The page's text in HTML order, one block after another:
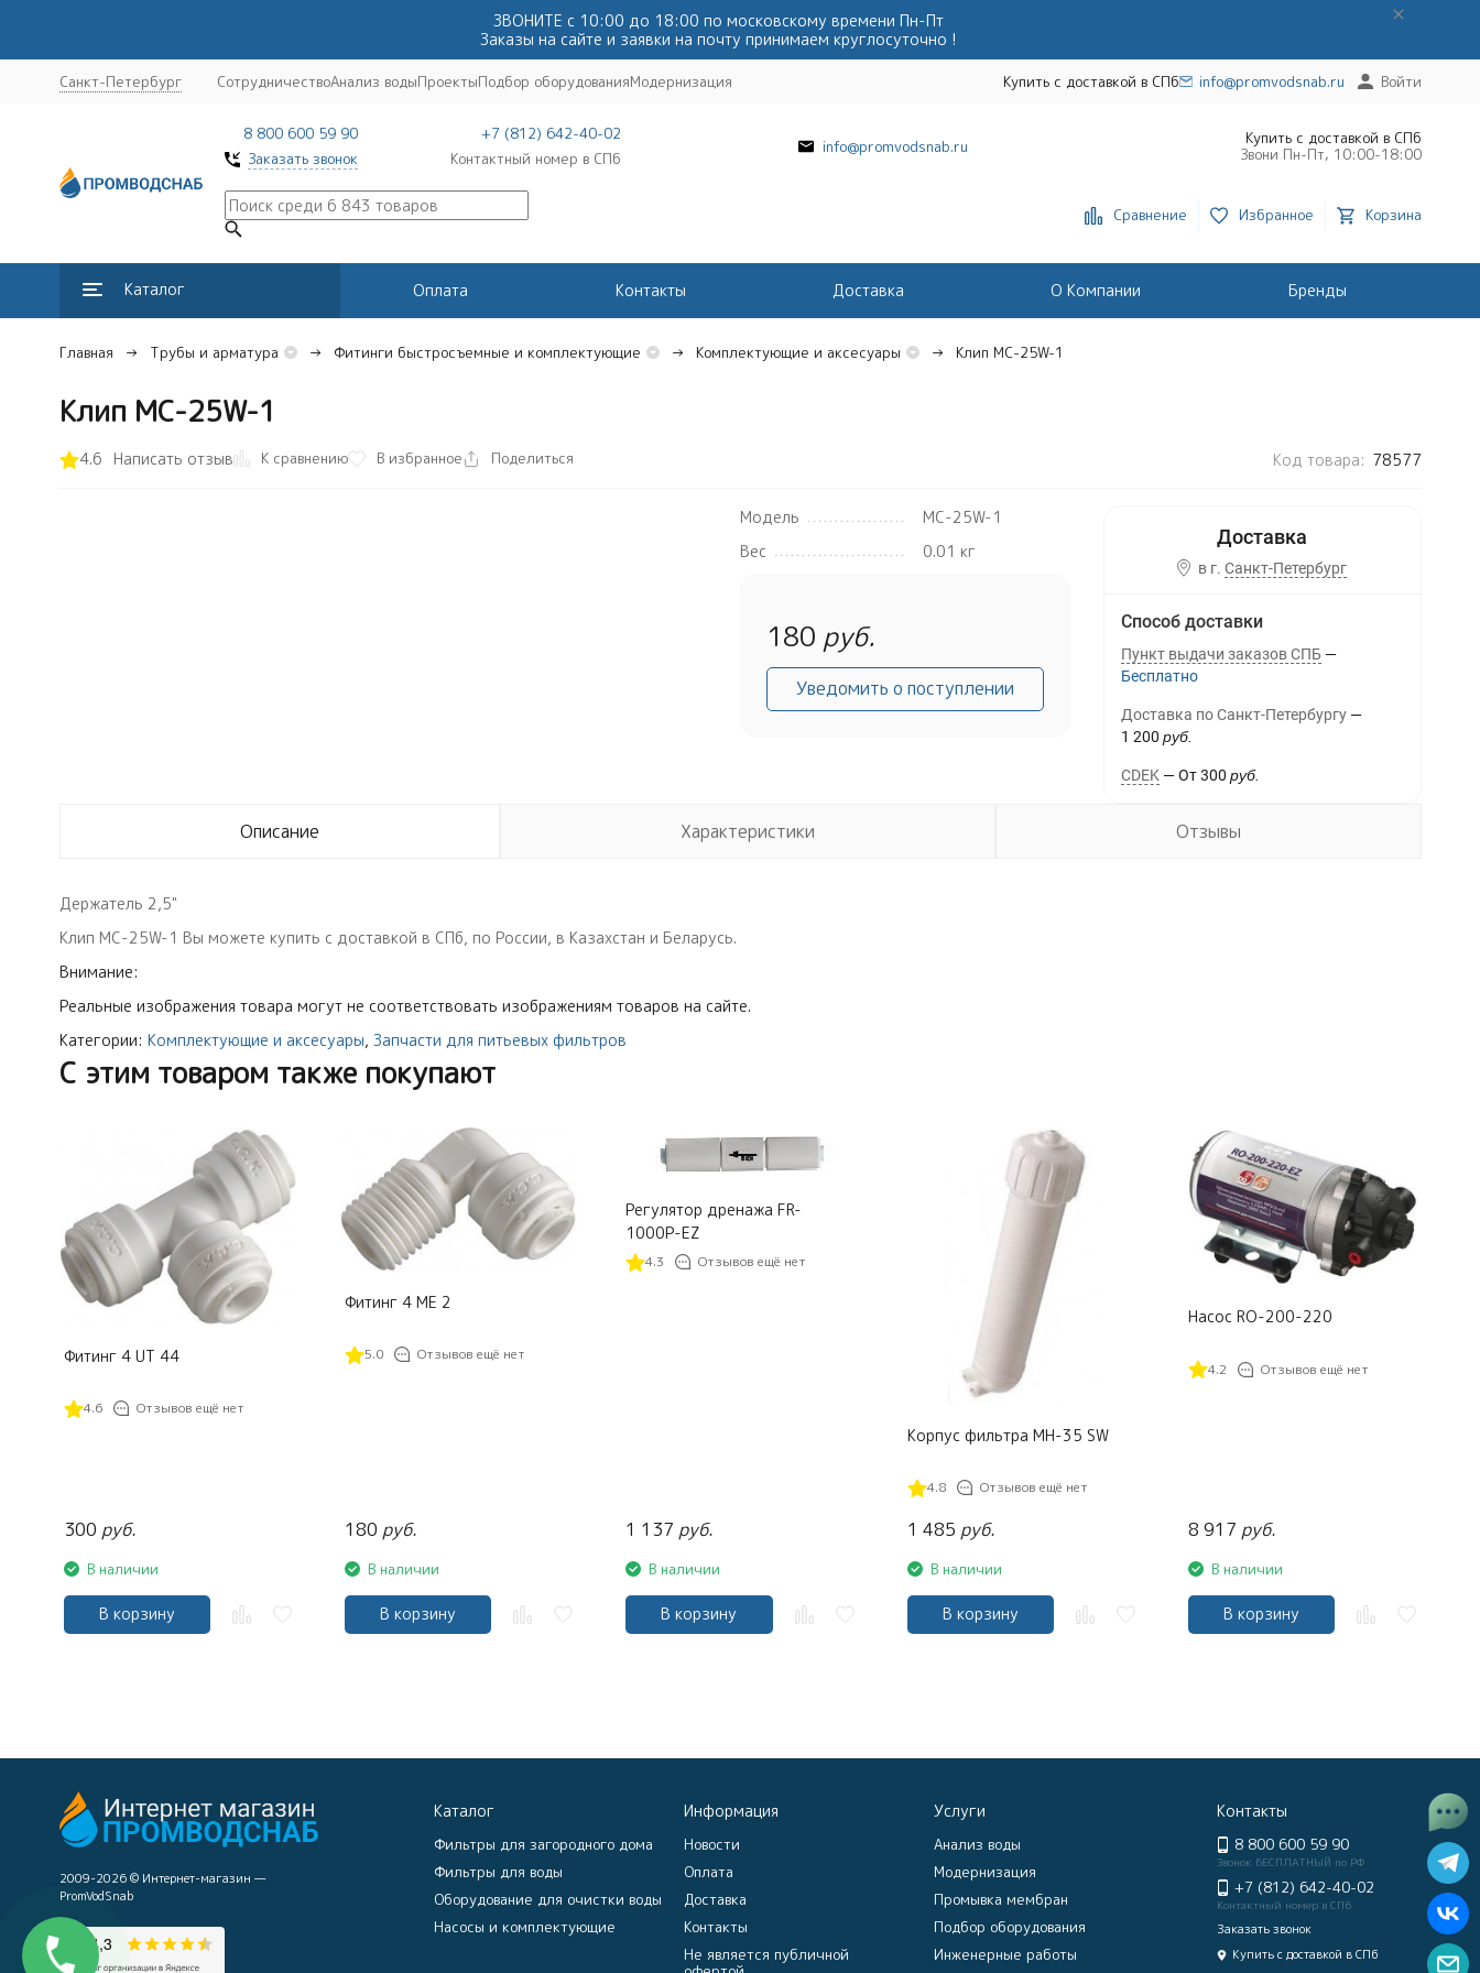
ЗВОНИТЕ с 10:00 до 18:00 по московскому времени Пн-Пт
Заказы на сайте и заявки на почту принимаем круглосуточно !
Санкт-Петербург СотрудничествоАнализ водыПроектыПодбор оборудованияМодернизация Купить с доставкой в СПб info@promvodsnab.ru Войти
8 800 600 59 90
Заказать звонок
+7 (812) 642-40-02
Контактный номер в СПб
info@promvodsnab.ru
Купить с доставкой в СПб
Звони Пн-Пт, 10:00-18:00
Сравнение Избранное Корзина
Каталог Оплата Контакты Доставка О Компании Бренды
Главная Трубы и арматура Фитинги быстросъемные и комплектующие Комплектующие и аксесуары Клип MC-25W-1
Клип MC-25W-1
4.6 Написать отзыв К сравнению В избранное Поделиться Код товара: 78577
Модель
MC-25W-1
Вес
0.01 кг
180 руб.
Уведомить о поступлении
в г.Санкт-Петербург
Способ доставки
Пункт выдачи заказов СПБ
Бесплатно
Доставка по Санкт-Петербургу
1 200 руб.
CDEK От 300 руб.
Описание Характеристики Отзывы
Держатель 2,5"
Клип MC-25W-1 Вы можете купить с доставкой в СПб, по России, в Казахстан и Беларусь.
Внимание:
Реальные изображения товара могут не соответствовать изображениям товаров на сайте.
Категории: Комплектующие и аксесуары, Запчасти для питьевых фильтров
C этим товаром также покупают
Фитинг 4 UT 44
4.6 Отзывов ещё нет
300 руб.
В наличии
В корзину
Фитинг 4 ME 2
5.0 Отзывов ещё нет
180 руб.
В наличии
В корзину
Регулятор дренажа FR-
1000P-EZ
4.3 Отзывов ещё нет
1 137 руб.
В наличии
В корзину
Корпус фильтра MH-35 SW
4.8 Отзывов ещё нет
1 485 руб.
В наличии
В корзину
Насос RO-200-220
4.2 Отзывов ещё нет
8 917 руб.
В наличии
В корзину
2009-2026 © Интернет-магазин —
PromVodSnab
Каталог
Фильтры для загородного дома
Фильтры для воды
Оборудование для очистки воды
Насосы и комплектующие
Информация
Новости
Оплата
Доставка
Контакты
Не является публичной
Услуги
Анализ воды
Модернизация
Промывка мембран
Подбор оборудования
Инженерные работы
Контакты
8 800 600 59 90
Звонок БЕСПЛАТНЫЙ по РФ
+7 (812) 642-40-02
Контактный номер в СПб
Заказать звонок
Купить с доставкой в СПб